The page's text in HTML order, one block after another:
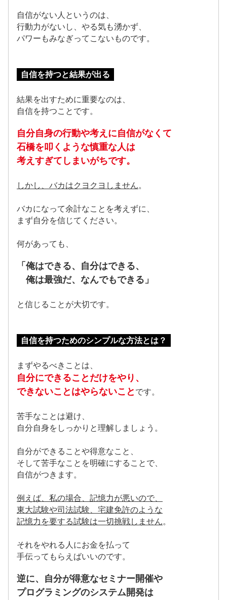
自信がない人というのは、
行動力がないし、やる気も湧かず、
パワーもみなぎってこないものです。
自信を持つと結果が出る
結果を出すために重要なのは、
自信を持つことです。
自分自身の行動や考えに自信がなくて
石橋を叩くような慎重な人は
考えすぎてしまいがちです。
しかし、バカはクヨクヨしません。
バカになって余計なことを考えずに、
まず自分を信じてください。
何があっても、
「俺はできる、自分はできる、
俺は最強だ、なんでもできる」
と信じることが大切です。
自信を持つためのシンプルな方法とは？
まずやるべきことは、
自分にできることだけをやり、
できないことはやらないこと です。
苦手なことは避け、
自分自身をしっかりと理解しましょう。
自分ができることや得意なこと、
そして苦手なことを明確にすることで、
自信がつきます。
例えば、私の場合、記憶力が悪いので、
東大試験や司法試験、宅建免許のような
記憶力を要する試験は一切挑戦しません。
それをやれる人にお金を払って
手伝ってもらえばいいのです。
逆に、自分が得意なセミナー開催や
プログラミングのシステム開発は